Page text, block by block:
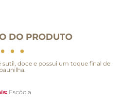
DO PRODUTO
sutil, doce e possui um toque final de
baunilha.
Escócia